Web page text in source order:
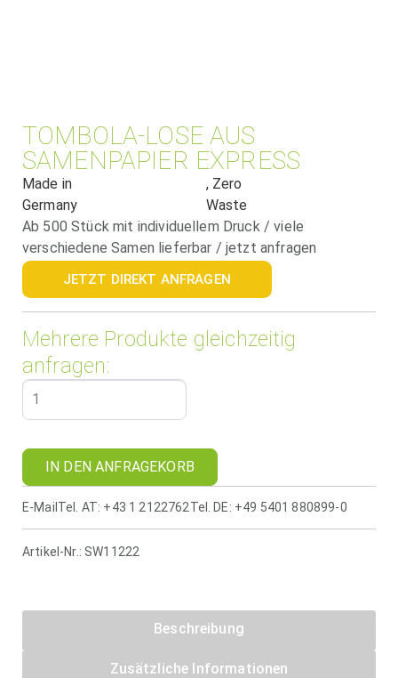
TOMBOLA-LOSE AUS
SAMENPAPIER EXPRESS
Made in
Germany
, Zero
Waste
Ab 500 Stück mit individuellem Druck / viele
verschiedene Samen lieferbar / jetzt anfragen
JETZT DIREKT ANFRAGEN
Mehrere Produkte gleichzeitig
anfragen:
IN DEN ANFRAGEKORB
E-Mail Tel. AT: +43 1 2122762Tel. DE: +49 5401 880899-0
Artikel-Nr.: SW11222
Beschreibung
Zusätzliche Informationen